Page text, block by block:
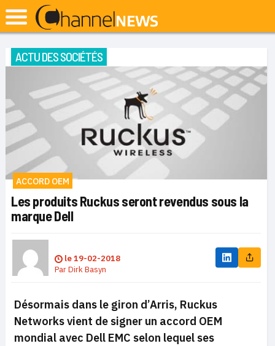
ACTU DES SOCIÉTÉS
ACCORD OEM
Les produits Ruckus seront revendus sous la
marque Dell
le19-02-2018
ParDirk Basyn
Désormais dans le giron d’Arris, Ruckus
Networks vient de signer un accord OEM
mondial avec Dell EMC selon lequel ses